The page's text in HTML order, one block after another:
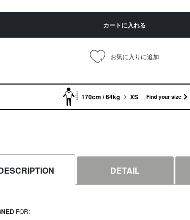
カートに入れる
170cm / 64kg XS Find your size
DETAIL
FOR: